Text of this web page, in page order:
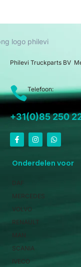
Philevi Truckparts BV
Telefoon:
+31(0)85 250
Onderdelen voor
DAF
MERCEDES
VOLVO
RENAULT
MAN
SCANIA
IVECO